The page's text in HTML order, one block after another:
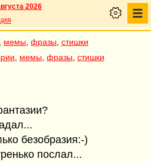
2026
мемы фразы стишки
мемы фразы стишки
безобразия:-)
послал...